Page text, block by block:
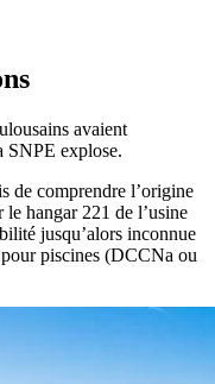
avaient
SNPE explose.
de comprendre l’origine
hangar 221 de l’usine
jusqu’alors inconnue
piscines (DCCNa ou